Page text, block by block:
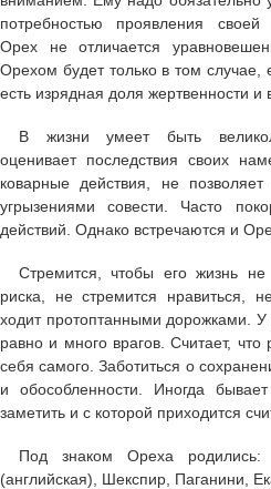
потребностью проявления своей
Орех не отличается
Орехом будет только в том случае,
есть изрядная доля жертвенности и
В жизни умеет быть
оценивает последствия своих
коварные действия, не
угрызениями совести. Часто
действий. Однако встречаются и
Стремится, чтобы его жизнь
риска, не стремится нравиться,
ходит протоптанными дорожками.
равно и много врагов. Считает,
себя самого. Заботиться о
и обособленности. Иногда
заметить и с которой приходится
Под знаком Ореха родились:
(английская), Шекспир, Паганини,